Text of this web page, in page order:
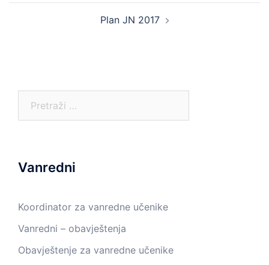
Plan JN 2017
Vanredni
Koordinator za vanredne učenike
Vanredni – obavještenja
Obavještenje za vanredne učenike